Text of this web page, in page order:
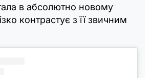
в абсолютно новому
контрастує з її звичним